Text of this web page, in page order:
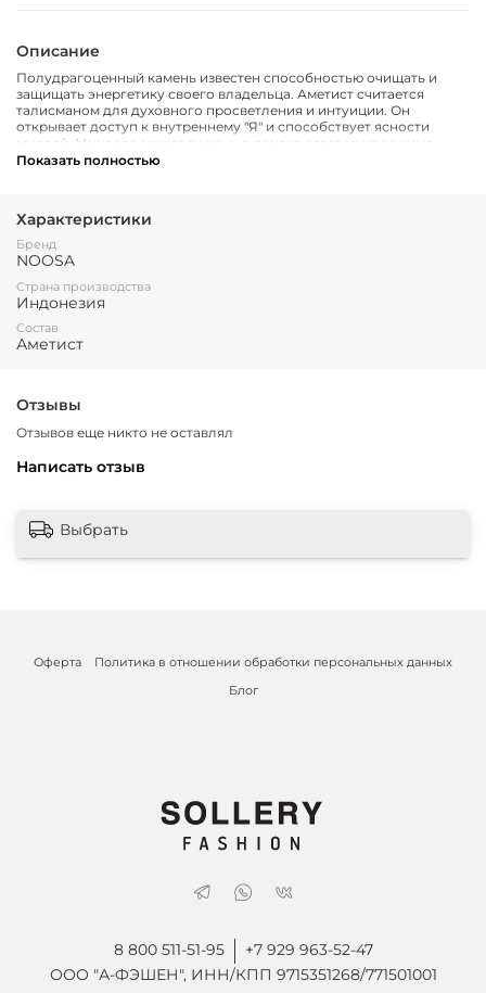
Описание
Полудрагоценный камень известен способностью очищать и
защищать энергетику своего владельца. Аметист считается
талисманом для духовного просветления и интуиции. Он
открывает доступ к внутреннему "Я" и способствует ясности
мыслей. Минерал может помочь в поиске ответов на важные
жизненные вопросы и в принятии правильных решений.
аметист используется для защиты от негативных воздействий. Он
создает своего рода щит вокруг своего владельца, помогая
избежать манипуляций со стороны окружающих. Носите аметист,
чтобы привлечь удачу и благополучие.
Показать полностью
Характеристики
Бренд
NOOSA
Страна производства
Индонезия
Состав
Аметист
Отзывы
Отзывов еще никто не оставлял
Написать отзыв
Выбрать
Оферта
Политика в отношении обработки персональных данных
Блог
8 800 511-51-95
+7 929 963-52-47
ООО "А-ФЭШЕН", ИНН/КПП 9715351268/771501001